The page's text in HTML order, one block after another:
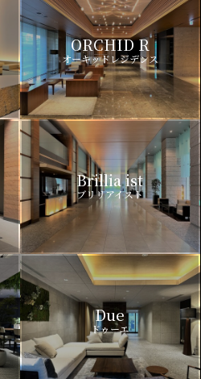
ORCHID R
オーキッドレジデンス
Brillia ist
ブリリアイスト
Due
ドゥーエ